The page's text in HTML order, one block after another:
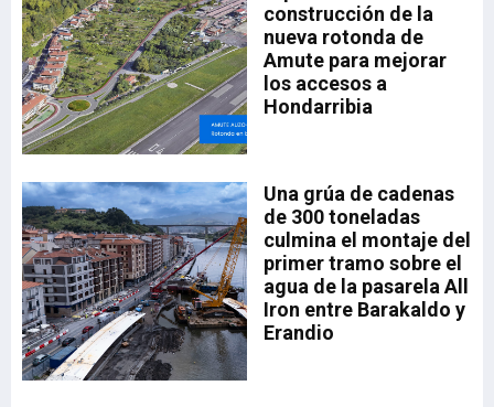
construcción de la
nueva rotonda de
Amute para mejorar
los accesos a
Hondarribia
Una grúa de cadenas
de 300 toneladas
culmina el montaje del
primer tramo sobre el
agua de la pasarela All
Iron entre Barakaldo y
Erandio